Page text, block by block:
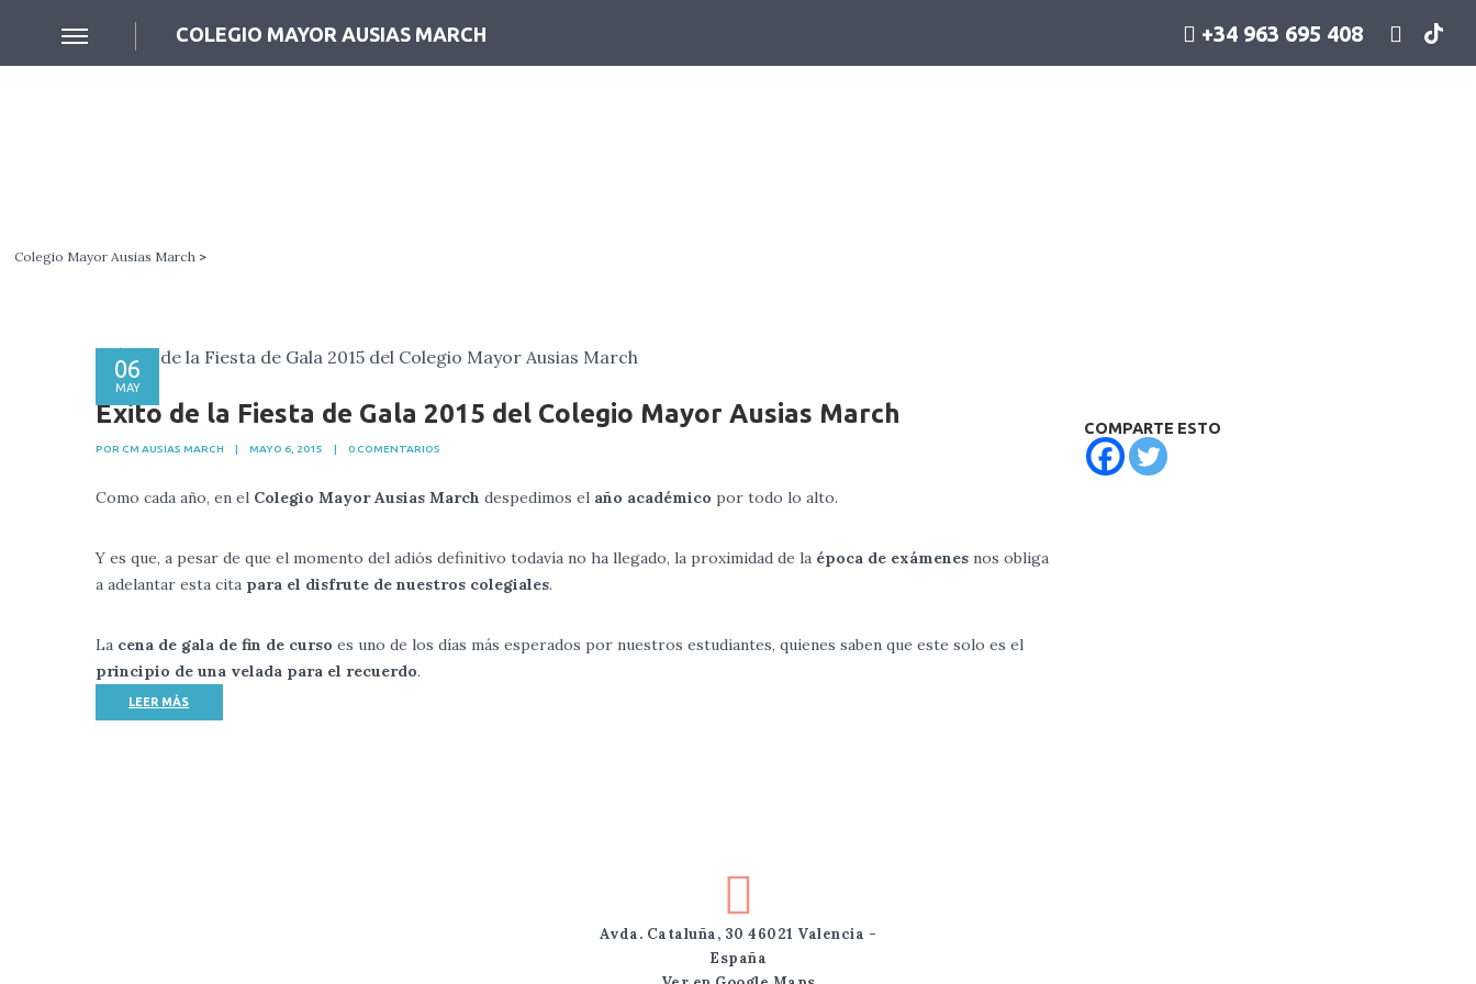
COLEGIO MAYOR AUSIAS MARCH +34 963 695 408
Colegio Mayor Ausias March >
06
MAY
Éxito de la Fiesta de Gala 2015 del Colegio Mayor Ausias March
POR CM AUSIAS MARCH | MAYO 6, 2015 | 0 COMENTARIOS
Como cada año, en el Colegio Mayor Ausias March despedimos el año académico por todo lo alto.
Y es que, a pesar de que el momento del adiós definitivo todavía no ha llegado, la proximidad de la época de exámenes nos obliga
a adelantar esta cita para el disfrute de nuestros colegiales.
La cena de gala de fin de curso es uno de los días más esperados por nuestros estudiantes, quienes saben que este solo es el
principio de una velada para el recuerdo.
LEER MÁS
COMPARTE ESTO
Avda. Cataluña, 30 46021 Valencia -
España